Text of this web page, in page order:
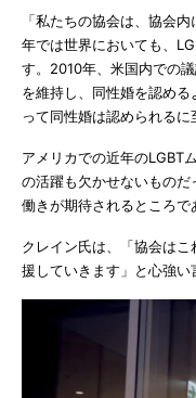
「私たちの協会は、協会
年では世界においても、
す。2010年、米国内での
を維持し、同性婚を認め
って同性婚は認められるに
アメリカでの近年のLGBT
の活躍も欠かせないもの
働きが期待されるところで
クレイン氏は、「協会は
援していきます」と心強い